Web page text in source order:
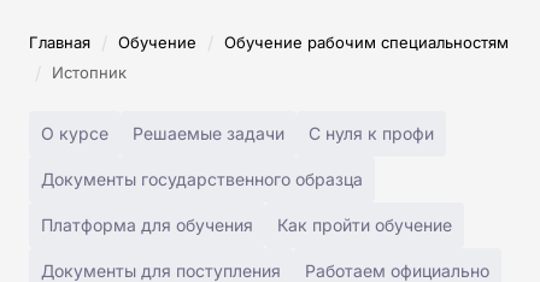
Главная / Обучение / Обучение рабочим специальностям
/ Истопник
О курсе Решаемые задачи С нуля к профи
Документы государственного образца
Платформа для обучения Как пройти обучение
Документы для поступления Работаем официально